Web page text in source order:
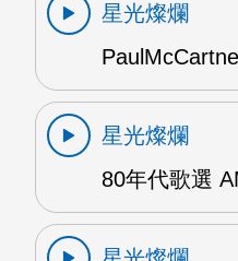
星光燦爛
星光燦爛
80年代歌選